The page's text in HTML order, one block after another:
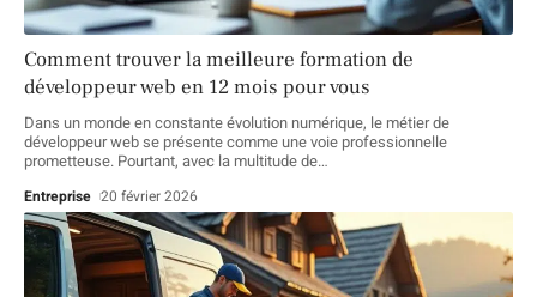
Comment trouver la meilleure formation de
développeur web en 12 mois pour vous
Dans un monde en constante évolution numérique, le métier de
développeur web se présente comme une voie professionnelle
prometteuse. Pourtant, avec la multitude de…
Entreprise 20 février 2026